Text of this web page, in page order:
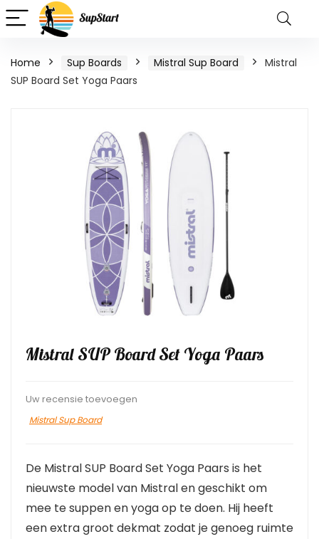
Home Sup Boards Mistral Sup Board
Mistral
SUP Board Set Yoga Paars
Mistral SUP Board Set Yoga Paars
Uw recensie toevoegen
Mistral Sup Board
De Mistral SUP Board Set Yoga Paars is het
nieuwste model van Mistral en geschikt om
mee te suppen en yoga op te doen. Hij heeft
een extra groot dekmat zodat je genoeg ruimte